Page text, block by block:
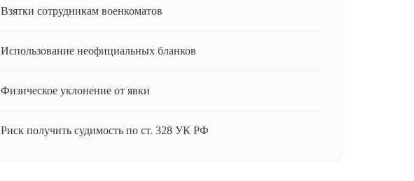
Взятки сотрудникам военкоматов
Использование неофициальных бланков
Физическое уклонение от явки
Риск получить судимость по ст. 328 УК РФ